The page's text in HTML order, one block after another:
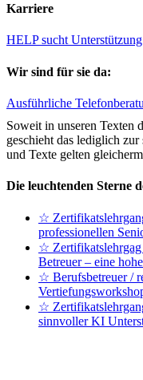
Karriere
HELP sucht Unterstützung
Wir sind für sie da:
Ausführliche
Soweit in unseren Texten
geschieht das lediglich
und Texte gelten
Die leuchtenden Sterne
☆
professionellen
☆ Zertifikatslehrgag
Betreuer – eine
☆ Berufsbetreuer /
☆
sinnvoller KI